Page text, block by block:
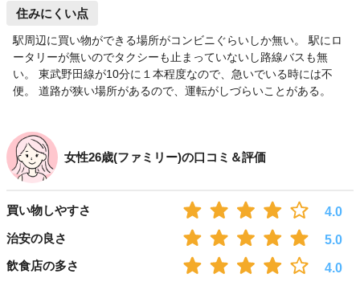
住みにくい点
駅周辺に買い物ができる場所がコンビニぐらいしか無い。 駅にロ
ータリーが無いのでタクシーも止まっていないし路線バスも無
い。 東武野田線が10分に１本程度なので、急いでいる時には不
便。 道路が狭い場所があるので、運転がしづらいことがある。
女性26歳(ファミリー)の口コミ＆評価
買い物しやすさ
4.0
治安の良さ
5.0
飲食店の多さ
4.0